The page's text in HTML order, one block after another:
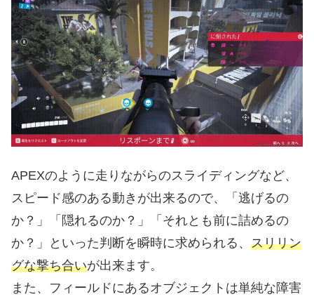
APEXのように走りながらのスライディングなど、
スピード感のある動きが出来るので、「逃げるの
か？」「隠れるのか？」「それとも前に詰めるの
か？」といった判断を瞬時に求められる、 スリリン
グな撃ち合いが出来ます。
また、フィールドにあるオブジェクトは単純な障害